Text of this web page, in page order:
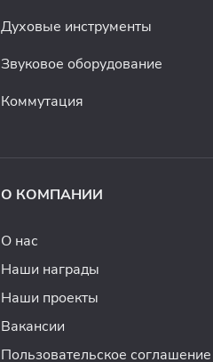
Духовые инструменты
Звуковое оборудование
Коммутация
О КОМПАНИИ
О нас
Наши награды
Наши проекты
Вакансии
Пользовательское соглашение